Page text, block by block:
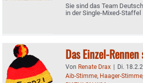
Sie sind das Team
in der Single-Mixed-Staffel
Das Einzel-
Von Renate Drax | Di.
Aib-Stimme, Haager-Stimme